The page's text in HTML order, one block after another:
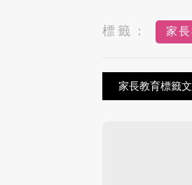
標籤： 家
家長教育標籤